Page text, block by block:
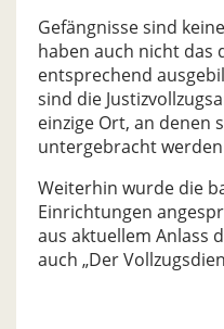
Gefängnisse sind
haben auch nicht das
entsprechend
sind die
einzige Ort, an denen
untergebracht
Weiterhin wurde die
Einrichtungen
aus aktuellem Anlass
auch „Der